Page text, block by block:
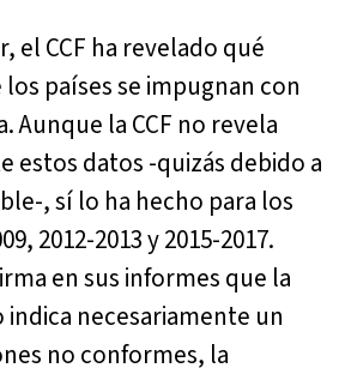
el CCF ha revelado qué
países se impugnan con
Aunque la CCF no revela
estos datos -quizás debido a
, sí lo ha hecho para los
2012-2013 y 2015-2017.
en sus informes que la
indica necesariamente un
no conformes, la